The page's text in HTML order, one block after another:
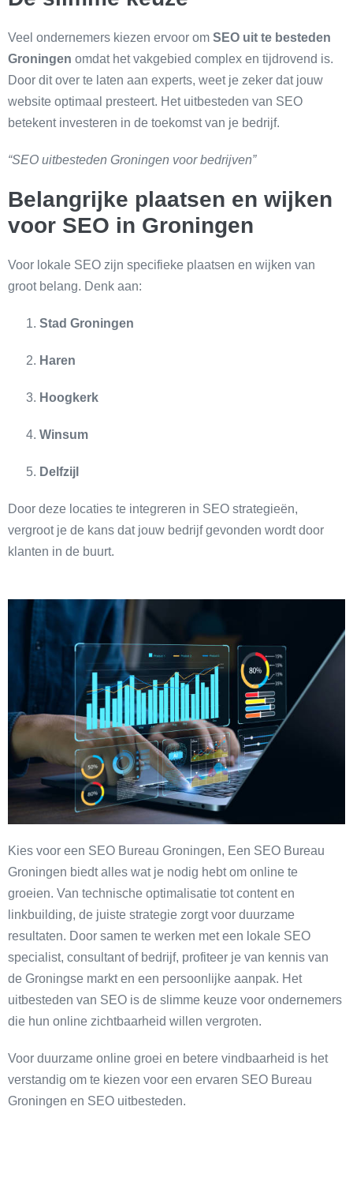
Veel ondernemers kiezen ervoor om SEO uit te besteden
Groningen omdat het vakgebied complex en tijdrovend is.
Door dit over te laten aan experts, weet je zeker dat jouw
website optimaal presteert. Het uitbesteden van SEO
betekent investeren in de toekomst van je bedrijf.
“SEO uitbesteden Groningen voor bedrijven”
Belangrijke plaatsen en wijken
voor SEO in Groningen
Voor lokale SEO zijn specifieke plaatsen en wijken van
groot belang. Denk aan:
Stad Groningen
Haren
Hoogkerk
Winsum
Delfzijl
Door deze locaties te integreren in SEO strategieën,
vergroot je de kans dat jouw bedrijf gevonden wordt door
klanten in de buurt.
Kies voor een SEO Bureau Groningen, Een SEO Bureau
Groningen biedt alles wat je nodig hebt om online te
groeien. Van technische optimalisatie tot content en
linkbuilding, de juiste strategie zorgt voor duurzame
resultaten. Door samen te werken met een lokale SEO
specialist, consultant of bedrijf, profiteer je van kennis van
de Groningse markt en een persoonlijke aanpak. Het
uitbesteden van SEO is de slimme keuze voor ondernemers
die hun online zichtbaarheid willen vergroten.
Voor duurzame online groei en betere vindbaarheid is het
verstandig om te kiezen voor een ervaren SEO Bureau
Groningen en SEO uitbesteden.